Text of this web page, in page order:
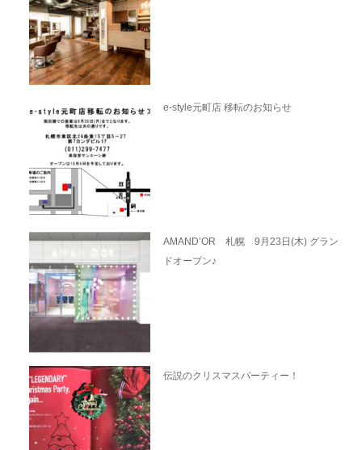
e-style元町店 移転のお知らせ
AMAND’OR 札幌 9月23日(木) グラン
ドオープン♪
伝説のクリスマスパーティー！